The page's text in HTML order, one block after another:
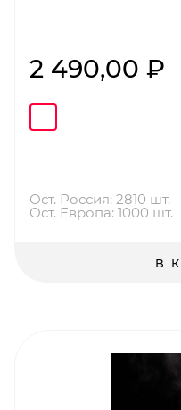
2 490,00 ₽
Ост. Россия: 2810 шт.
Ост. Европа: 1000 шт.
В